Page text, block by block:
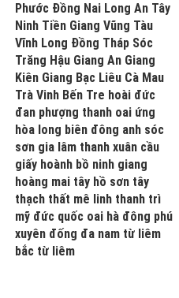
Phước Đồng Nai Long An Tây
Ninh Tiền Giang Vũng Tàu
Vĩnh Long Đồng Tháp Sóc
Trăng Hậu Giang An Giang
Kiên Giang Bạc Liêu Cà Mau
Trà Vinh Bến Tre hoài đức
đan phượng thanh oai ứng
hòa long biên đông anh sóc
sơn gia lâm thanh xuân cầu
giấy hoành bồ ninh giang
hoàng mai tây hồ sơn tây
thạch thất mê linh thanh trì
mỹ đức quốc oai hà đông phú
xuyên đống đa nam từ liêm
bắc từ liêm